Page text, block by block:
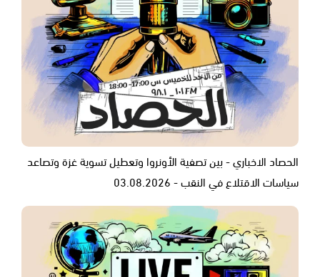
الحصاد الاخباري - بين تصفية الأونروا وتعطيل تسوية غزة وتصاعد
سياسات الاقتلاع في النقب - 03.08.2026